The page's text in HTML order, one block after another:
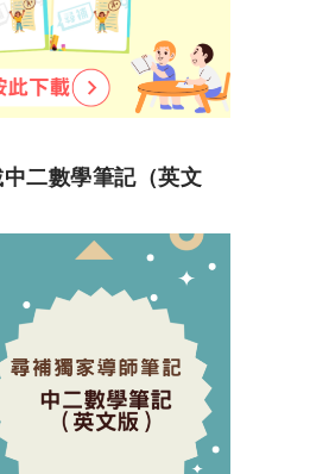
二數學筆記（英文